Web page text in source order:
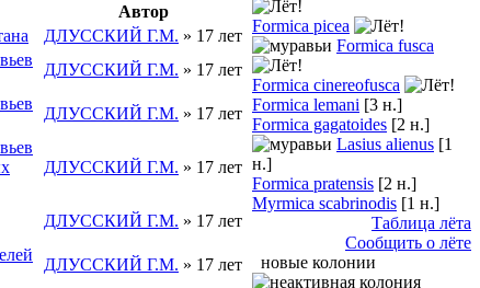
Автор
ДЛУССКИЙ Г.М. » 17 лет
ДЛУССКИЙ Г.М. » 17 лет
ДЛУССКИЙ Г.М. » 17 лет
ДЛУССКИЙ Г.М. » 17 лет
ДЛУССКИЙ Г.М. » 17 лет
ДЛУССКИЙ Г.М. » 17 лет
Formica picea
Formica fusca
Formica cinereofusca
Formica lemani [3 н.]
Formica gagatoides [2 н.]
Lasius alienus [1
н.]
Formica pratensis [2 н.]
Myrmica scabrinodis [1 н.]
Таблица лёта
Сообщить о лёте
новые колонии